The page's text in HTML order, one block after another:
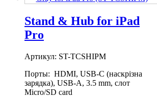
Stand & Hub for iPad
Pro
Артикул: ST-TCSHIPM
Порты: HDMI, USB-C (наскрізна
зарядка), USB-A, 3.5 mm, слот
Micro/SD card